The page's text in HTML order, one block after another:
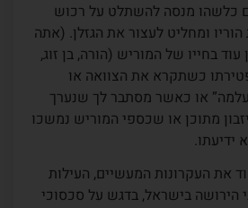
כלשהו מנסה להשתלט על רכוש
ומחליט לעצור את הגזלן. (אתה
עוד בחייו של המוריש (הורה, בן זוג,
כשתקרא את הצוואה או
או כאשר מסתבר לך שנערך
מתוכן או שכספי המוריש נמשכו
ידיעתו.
את העקרונות המעשיים, העילות
הירושה בישראל, בדגש על סכסוכי